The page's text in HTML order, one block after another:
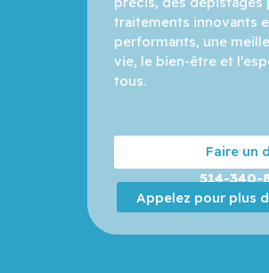
traitements innovants
performants, une
vie, le bien-être et
tous.
Faire un
514-340-
Appelez pour plus